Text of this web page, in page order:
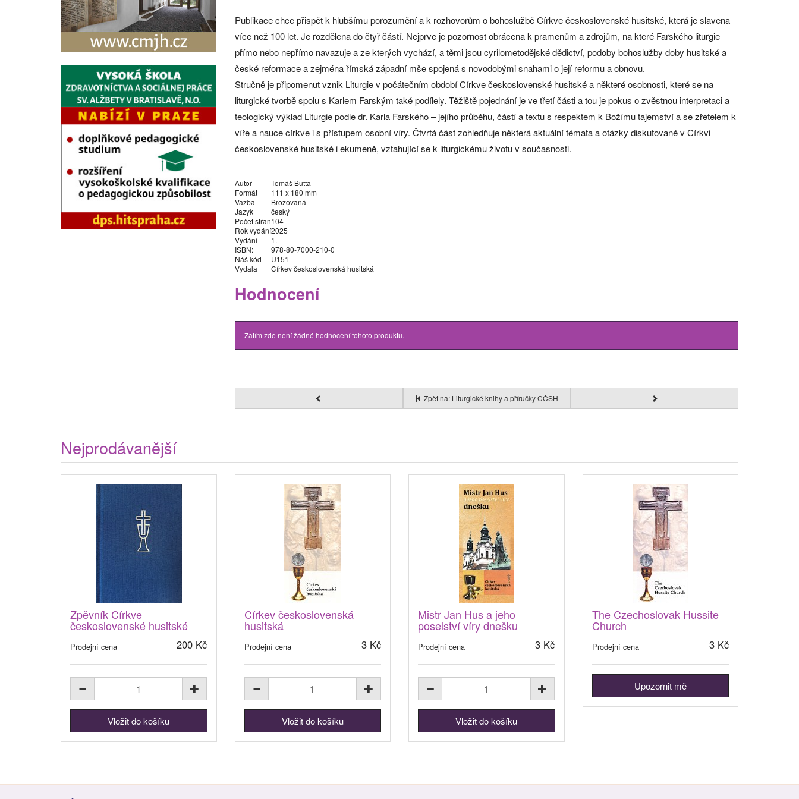
Publikace chce přispět k hlubšímu porozumění a k rozhovorům o bohoslužbě Církve československé husitské, která je slavena
více než 100 let. Je rozdělena do čtyř částí. Nejprve je pozornost obrácena k pramenům a zdrojům, na které Farského liturgie
přímo nebo nepřímo navazuje a ze kterých vychází, a těmi jsou cyrilometodějské dědictví, podoby bohoslužby doby husitské a
české reformace a zejména římská západní mše spojená s novodobými snahami o její reformu a obnovu.
Stručně je připomenut vznik Liturgie v počátečním období Církve československé husitské a některé osobnosti, které se na
liturgické tvorbě spolu s Karlem Farským také podílely. Těžiště pojednání je ve třetí části a tou je pokus o zvěstnou interpretaci a
teologický výklad Liturgie podle dr. Karla Farského – jejího průběhu, částí a textu s respektem k Božímu tajemství a se zřetelem k
víře a nauce církve i s přístupem osobní víry. Čtvrtá část zohledňuje některá aktuální témata a otázky diskutované v Církvi
československé husitské i ekumeně, vztahující se k liturgickému životu v současnosti.
Autor
Tomáš Butta
Formát
111 x 180 mm
Vazba
Brožovaná
Jazyk
český
Počet stran104
Rok vydání2025
Vydání
1.
ISBN:
978-80-7000-210-0
Náš kód
U151
Vydala
Církev československá husitská
Hodnocení
Zatím zde není žádné hodnocení tohoto produktu.
Zpět na: Liturgické knihy a příručky CČSH
Nejprodávanější
Zpěvník Církve
československé husitské
Prodejní cena 200 Kč
Církev československá
husitská
Prodejní cena 3 Kč
Mistr Jan Hus a jeho
poselství víry dnešku
Prodejní cena 3 Kč
The Czechoslovak Hussite
Church
Prodejní cena 3 Kč
Upozornit mě